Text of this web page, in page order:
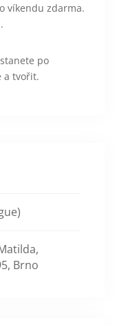
víkendu zdarma.
po
a tvořit.
Brno